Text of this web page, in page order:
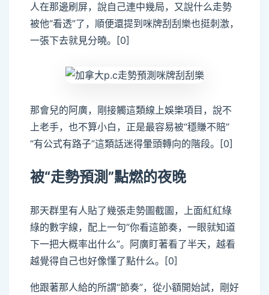
人在那邊刷屏，說自己連中幾局，又說什么走勢
被他“看透”了，順便還提到咪牌刮刮樂也挺刺激，
一張下去就見分曉。[0]
那會兒的阿廣，剛接觸這類線上娛樂項目，說不
上老手，也不算小白，正是最容易被“穩賺不賠”
“有公式有路子”這類話迷得暈頭轉向的階段。[0]
被“走勢預測”點燃的夜晚
那天群里有人貼了幾張走勢圖截圖，上面紅紅綠
綠的數字線，配上一句“你看這節奏，一眼就知道
下一把大概率出什么”。阿廣盯著看了半天，越看
越覺得自己也好像懂了點什么。[0]
他跟著那人給的所謂“節奏”，從小額開始試，剛好